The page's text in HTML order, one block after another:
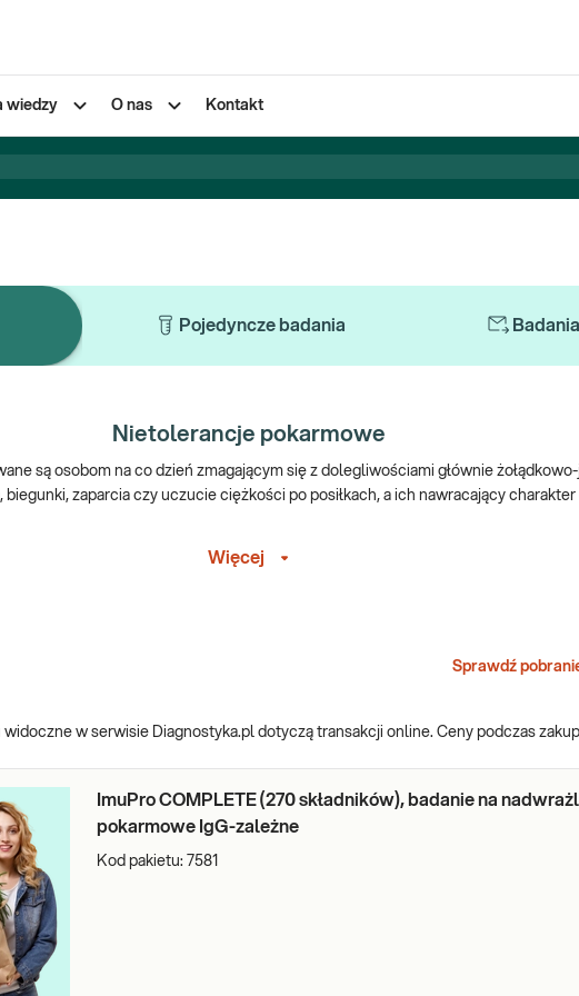
wiedzy O nas Kontakt
Pojedyncze badania
Nietolerancje pokarmowe
są osobom na co dzień zmagającym się z dolegliwościami głównie
zaparcia czy uczucie ciężkości po posiłkach, a ich nawracający
do prawidłowego rozłożenia dwucukru laktozy (cukier mleczny występujący w
za to enzymu – czyli laktazy. Niestrawiona laktoza zaczyna ulegać
B. Przez jej brak lub niedobór nie może dojść do kolejnych etapów
gromadzi się w komórkach wątroby i upośledza jej funkcje, prowadzi także
Więcej
Sprawdź
widoczne w serwisie Diagnostyka.pl dotyczą transakcji online. Ceny podczas
ImuPro COMPLETE (270 składników), badanie na
pokarmowe IgG-zależne
Kod pakietu: 7581